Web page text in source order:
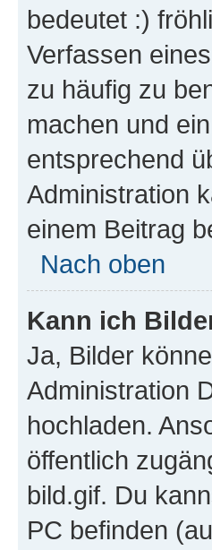
bedeutet :)
Verfassen
zu häufig zu
machen und
entsprechend
Administration
einem Beitrag
Nach oben
Kann ich
Ja, Bilder
Administration
hochladen.
öffentlich
bild.gif. Du
PC befinden